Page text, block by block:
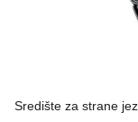
Središte za strane